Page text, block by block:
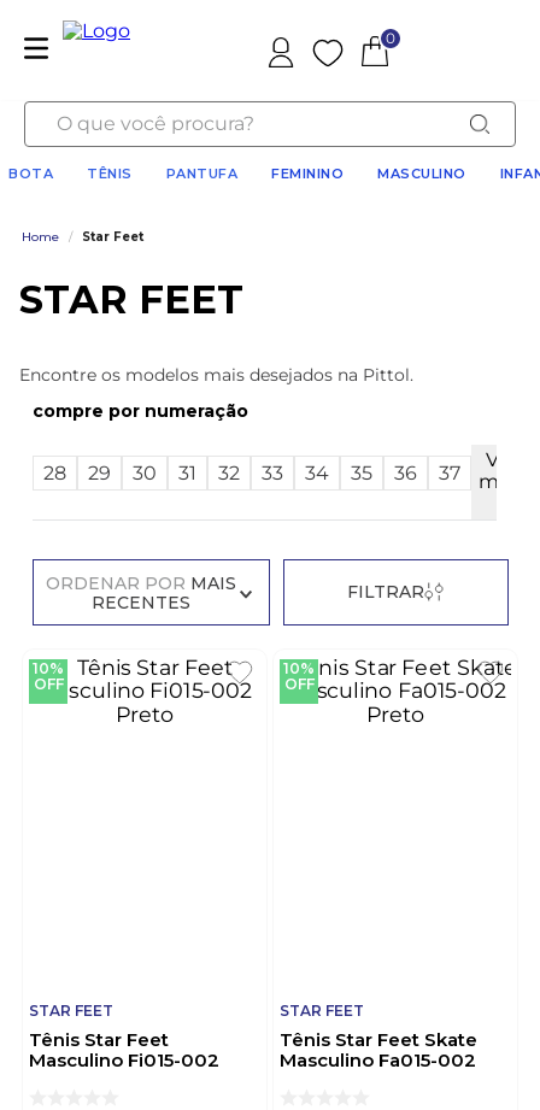
Favoritos
0
O que você procura?
BOTA TÊNIS PANTUFA FEMININO MASCULINO
Home / Star Feet
STAR FEET
Encontre os modelos mais desejados na Pittol.
numeração
28 29 30 31 32 33 34 35 36 37
Ver
mais
ORDENAR POR MAIS
RECENTES
FILTRAR
10%
OFF
STAR FEET
Tênis Star Feet
Masculino Fi015-002
10%
OFF
STAR FEET
Tênis Star Feet Skate
Masculino Fa015-002